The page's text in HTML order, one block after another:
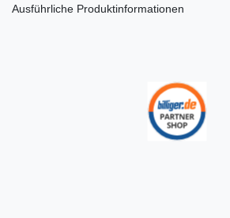
Ausführliche Produktinformationen